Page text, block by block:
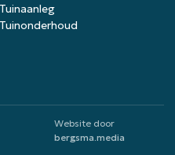
Tuinaanleg
Tuinonderhoud
Website door
bergsma.media